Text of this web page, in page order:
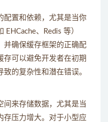
配置和依赖，尤其是当你
、Redis 等）
并确保缓存框架的正确配
存可以避免开发者在初期
的复杂性和潜在错误。
间来存储数据，尤其是当
存压力增大。对于小型应